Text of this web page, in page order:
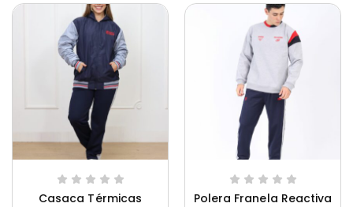
Casaca Térmicas
Polera Franela Reactiva